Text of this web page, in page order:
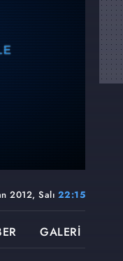
2012, Salı 22:15
GALERİ